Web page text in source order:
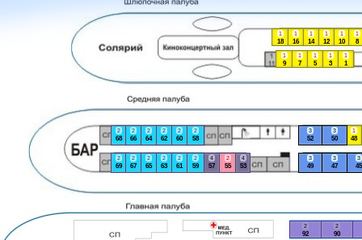
1
1
1
10
1
12
1
14
1
16
1
18
1
3
3
45
3
47
1
48
3
49
1
5
3
50
3
52
4
53
2
55
4
57
2
58
2
59
2
60
2
61
2
62
2
63
2
64
2
65
2
66
2
67
2
68
2
69
1
7
1
8
1
9
2
90
2
92